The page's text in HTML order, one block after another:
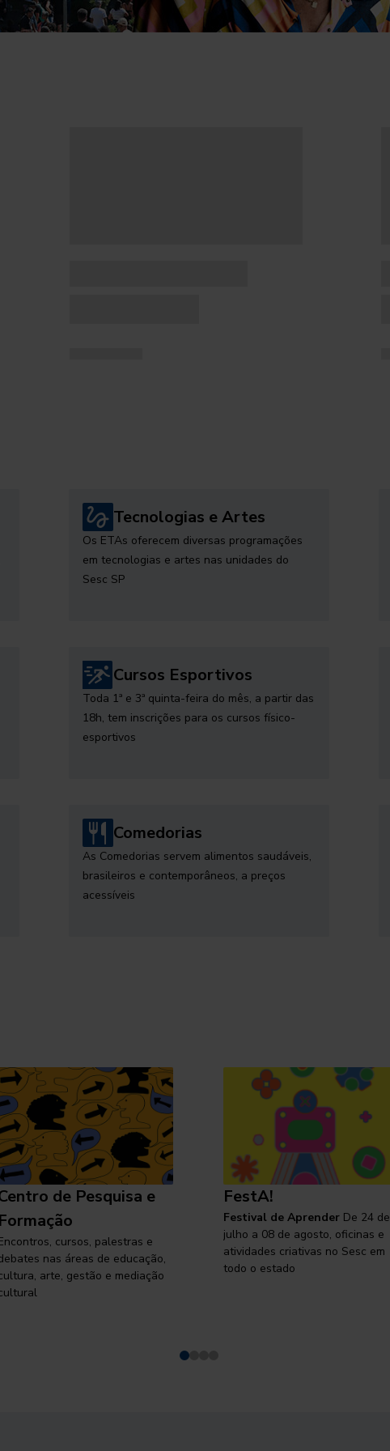
Tecnologias e Artes
Os ETAs oferecem diversas programações
em tecnologias e artes nas unidades do
Sesc SP
Cursos Esportivos
Toda 1ª e 3ª quinta-feira do mês, a partir das
18h, tem inscrições para os cursos físico-
esportivos
Comedorias
As Comedorias servem alimentos saudáveis,
brasileiros e contemporâneos, a preços
acessíveis
de Pesquisa e
Formação
cursos, palestras e
nas áreas de educação,
arte, gestão e mediação
FestA!
Festival de Aprender De 24 de
julho a 08 de agosto, oficinas e
atividades criativas no Sesc em
todo o estado